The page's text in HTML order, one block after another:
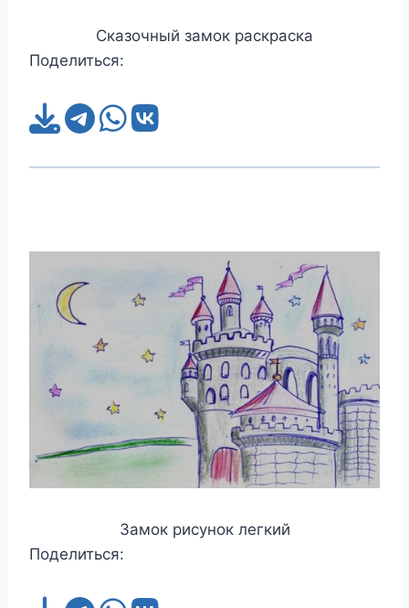
Сказочный замок раскраска
Поделиться:
Замок рисунок легкий
Поделиться: